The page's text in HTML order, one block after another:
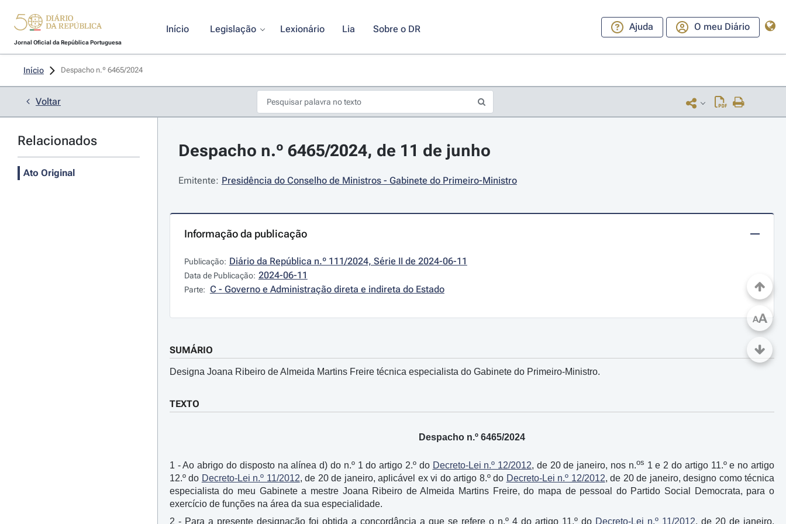
Jornal Oficial da República Portuguesa
Início Legislação Lexionário Lia Sobre o DR Ajuda O meu Diário
Início Despacho n.º 6465/2024
Voltar
Relacionados
Ato Original
Despacho n.º 6465/2024, de 11 de junho
Emitente: Presidência do Conselho de Ministros - Gabinete do Primeiro-Ministro
Informação da publicação
Publicação: Diário da República n.º 111/2024, Série II de 2024-06-11
Data de Publicação: 2024-06-11
Parte: C - Governo e Administração direta e indireta do Estado
SUMÁRIO
Designa Joana Ribeiro de Almeida Martins Freire técnica especialista do Gabinete do Primeiro-Ministro.
TEXTO
Despacho n.º 6465/2024
1 - Ao abrigo do disposto na alínea d) do n.º 1 do artigo 2.º do Decreto-Lei n.º 12/2012, de 20 de janeiro, nos n.os 1 e 2 do artigo 11.º e no artigo
12.º do Decreto-Lei n.º 11/2012, de 20 de janeiro, aplicável ex vi do artigo 8.º do Decreto-Lei n.º 12/2012, de 20 de janeiro, designo como técnica
especialista do meu Gabinete a mestre Joana Ribeiro de Almeida Martins Freire, do mapa de pessoal do Partido Social Democrata, para o
exercício de funções na área da sua especialidade.
2 - Para a presente designação foi obtida a concordância a que se refere o n.º 4 do artigo 11.º do Decreto-Lei n.º 11/2012, de 20 de janeiro,
AA